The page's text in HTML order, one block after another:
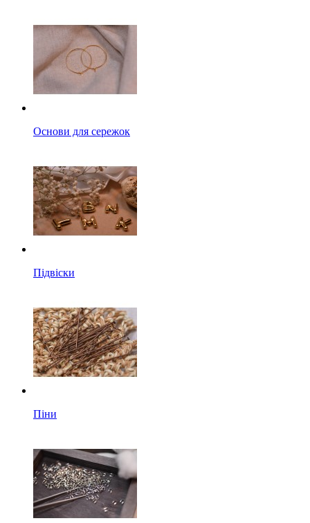
Основи для сережок
Підвіски
Піни